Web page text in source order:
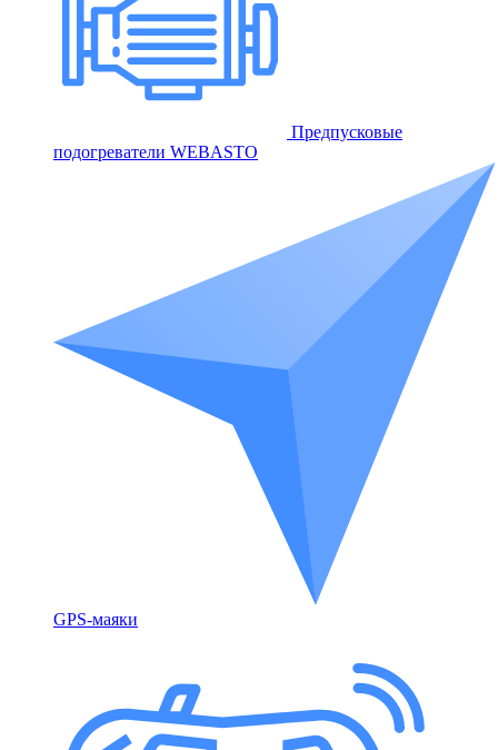
Предпусковые
подогреватели WEBASTO
GPS-маяки